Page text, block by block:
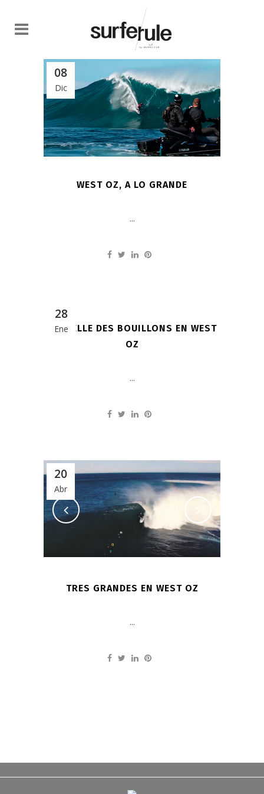
08
Dic
WEST OZ, A LO GRANDE
...
28
Ene
MICHELLE DES BOUILLONS EN WEST
OZ
...
20
Abr
TRES GRANDES EN WEST OZ
...